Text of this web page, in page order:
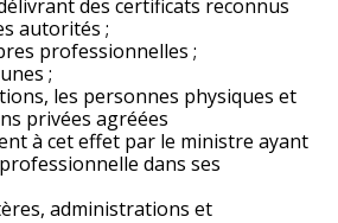
des certificats reconnus
autorités ;
professionnelles ;
;
les personnes physiques et
privées agréées
à cet effet par le ministre ayant
dans ses
administrations et